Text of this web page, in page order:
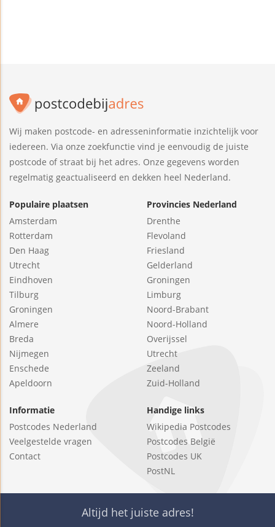
Wij maken postcode- en adresseninformatie inzichtelijk voor
iedereen. Via onze zoekfunctie vind je eenvoudig de juiste
postcode of straat bij het adres. Onze gegevens worden
regelmatig geactualiseerd en dekken heel Nederland.
Populaire plaatsen
Amsterdam
Rotterdam
Den Haag
Utrecht
Eindhoven
Tilburg
Groningen
Almere
Breda
Nijmegen
Enschede
Apeldoorn
Provincies Nederland
Drenthe
Flevoland
Friesland
Gelderland
Groningen
Limburg
Noord-Brabant
Noord-Holland
Overijssel
Utrecht
Zeeland
Zuid-Holland
Informatie
Postcodes Nederland
Veelgestelde vragen
Contact
Handige links
Wikipedia Postcodes
Postcodes België
Postcodes UK
PostNL
Altijd het juiste adres!